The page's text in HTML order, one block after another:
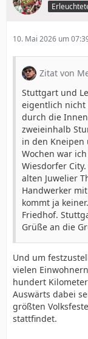
10. Mai 2026 um
Zitat von
Stuttgart und
eigentlich nicht
durch die
zweieinhalb
in den Kneipen
Wochen war
Wiesdorfer
alten Juwelier
Handwerker
kommt ja
Friedhof.
Grüße an die
Und um
vielen
hundert
Auswärts dabei
größten
stattfindet.